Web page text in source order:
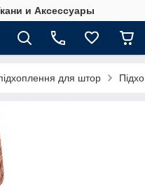
и Аксессуары
для штор